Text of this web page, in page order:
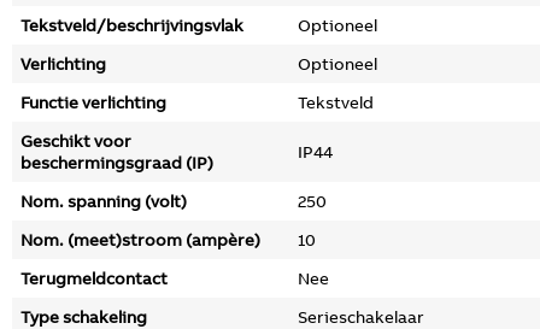
Tekstveld/beschrijvingsvlak
Optioneel
Verlichting
Optioneel
Functie verlichting
Tekstveld
Geschikt voor
beschermingsgraad (IP)
IP44
Nom. spanning (volt)
250
Nom. (meet)stroom (ampère)
10
Terugmeldcontact
Nee
Type schakeling
Serieschakelaar